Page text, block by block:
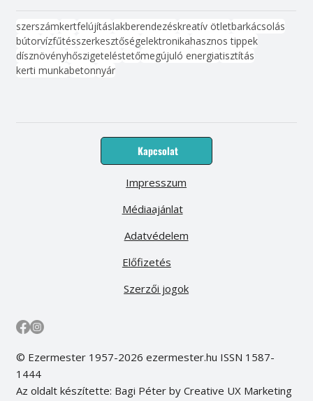
szerszámkertfelújításlakberendezéskreatív ötletbarkácsolás
bútorvízfűtésszerkesztőségelektronikahasznos tippek
dísznövényhőszigeteléstetőmegújuló energiatisztítás
kerti munkabetonnyár
Kapcsolat
Médiaajánlat
Előfizetés
Impresszum
Adatvédelem
Szerzői jogok
© Ezermester 1957-2026 ezermester.hu ISSN 1587-
1444
Az oldalt készítette: Bagi Péter by Creative UX Marketing